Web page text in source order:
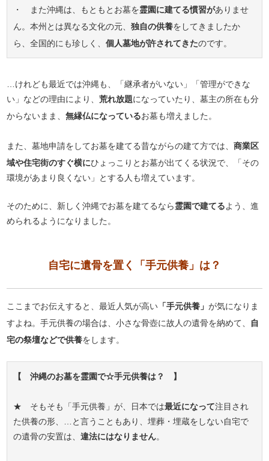
・ また沖縄は、もともとお墓を霊園に建てる慣習がありませ
ん。本州とは異なる文化の元、独自の供養をしてきましたか
ら、全国的にも珍しく、個人墓地が許されてきたのです。
…けれども最近では沖縄も、「継承者がいない」「管理ができな
い」などの理由により、荒れ放題になっていたり、墓主の所在も分
からないまま、無縁仏になっているお墓も増えました。
また、墓地申請をしてお墓を建てる昔ながらの建て方では、商業区
域や住宅街のすぐ横にひょっこりとお墓が出てくる状況で、「その
環境があまり良くない」とする人も増えています。
そのために、新しく沖縄でお墓を建てるなら霊園で建てるよう、進
められるようになりました。
自宅に遺骨を置く「手元供養」は？
ここまでお伝えすると、最近人気が高い 「手元供養」が気になりま
すよね。手元供養の場合は、小さな骨壺に故人の遺骨を納めて、
自
宅の祭壇などで供養をします。
【 沖縄のお墓を霊園で☆手元供養は？ 】
★ そもそも「手元供養」が、日本では最近になって注目され
た供養の形、…と言うこともあり、埋葬・埋蔵をしない自宅で
の遺骨の安置は、違法にはなりません。